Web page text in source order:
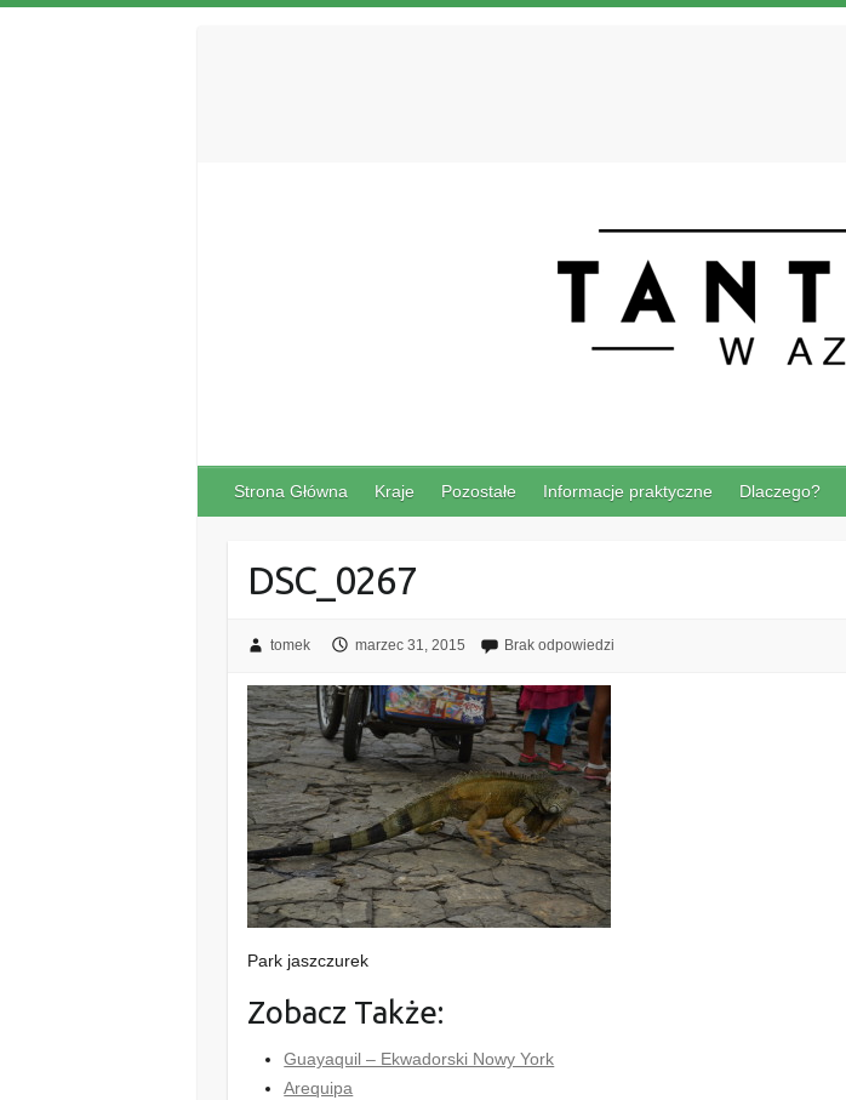
Strona Główna Kraje Pozostałe Informacje praktyczne Dlaczego?
DSC_0267
tomek marzec 31, 2015 Brak odpowiedzi
Park jaszczurek
Zobacz Także:
Guayaquil – Ekwadorski Nowy York
Arequipa